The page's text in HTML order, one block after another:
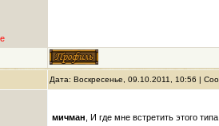
Дата: Воскресенье, 09.10.2011, 10:56 |
мичман , И где мне встретить этого